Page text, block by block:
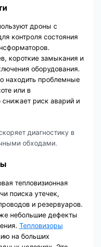
дроны с
контроля состояния
короткие замыкания и
оборудования.
находить проблемные
или в
риск аварий и
диагностику в
обходами.
тепловизионная
поиска утечек,
и резервуаров.
небольшие дефекты
Тепловизоры
на больших